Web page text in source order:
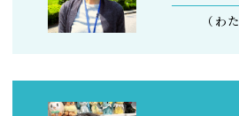
（わ